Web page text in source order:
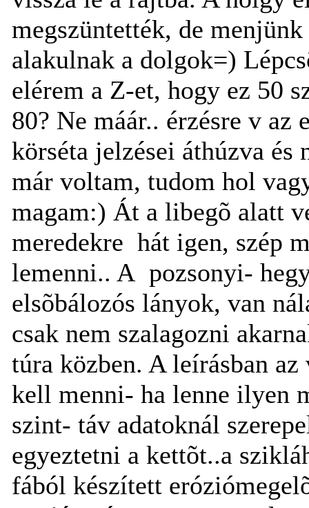
megszüntették, de
alakulnak a dolgok=)
elérem a Z-et, hogy ez 50
80? Ne máár.. érzésre v
körséta jelzései áthúzva és
már voltam, tudom hol
magam:) Át a libegõ alatt
meredekre hát igen, szép
lemenni.. A pozsonyi-
elsõbálozós lányok, van
csak nem szalagozni
túra közben. A leírásban
kell menni- ha lenne ilyen
szint- táv adatoknál
egyeztetni a kettõt..a
fából készített